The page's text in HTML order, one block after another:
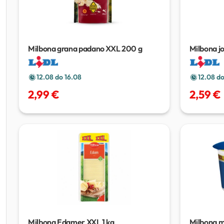
Milbona grana padano XXL200 g
12.08 do 16.08
2,99 €
Milbona
g
12.08
2,59 €